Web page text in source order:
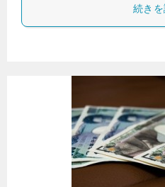
続き